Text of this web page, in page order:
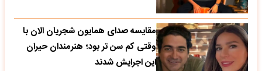
مقایسه صدای همایون شجریان الان با
وقتی کم سن تر بود؛ هنرمندان حیران
این اجرایش شدند